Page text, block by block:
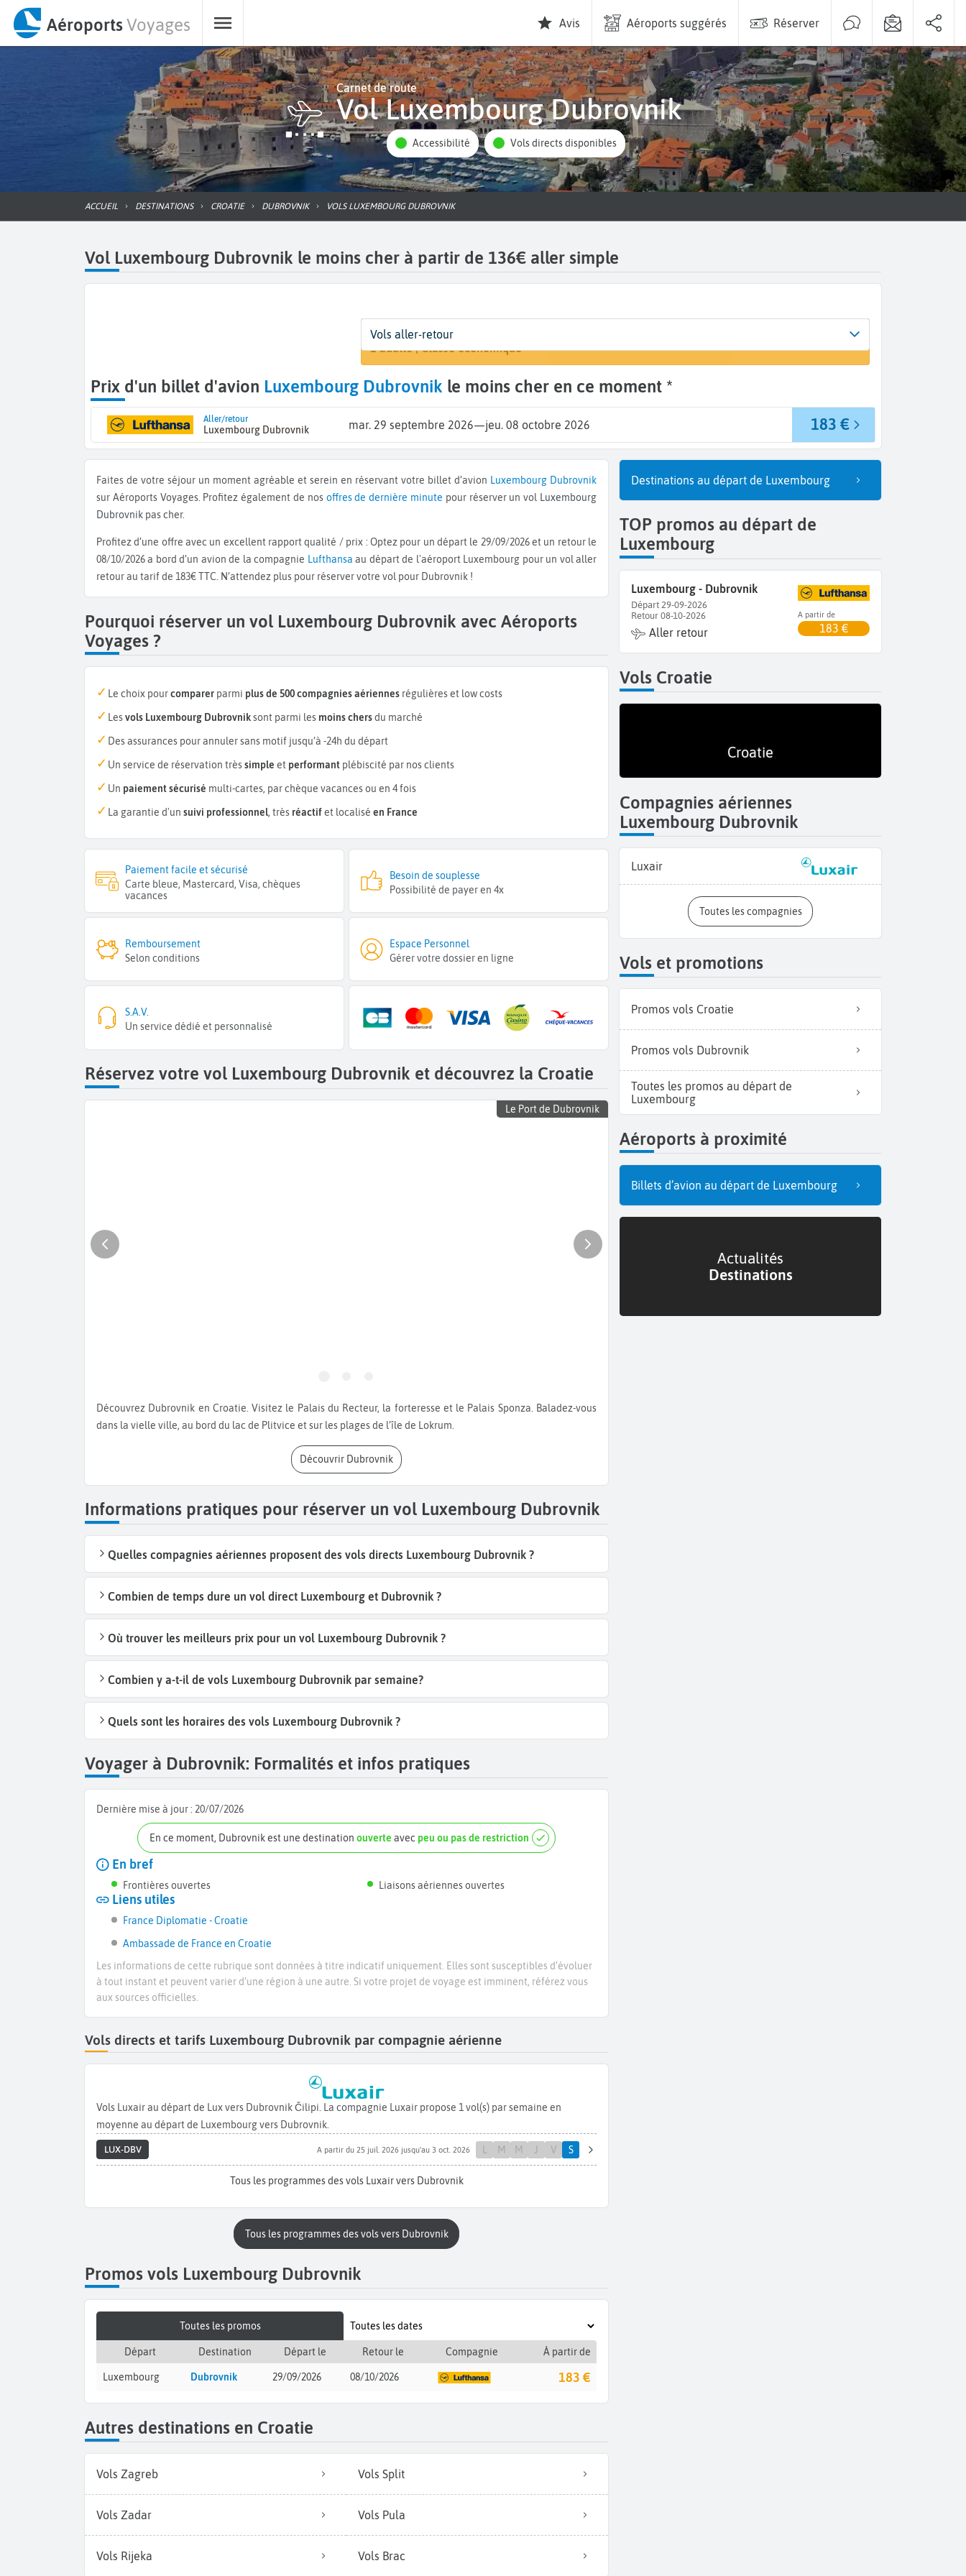
AéroportsVoyages Avis Aéroports suggérés Réserver
Carnet de route
Vol Luxembourg Dubrovnik
Accessibilité Vols directs disponibles
ACCUEIL DESTINATIONS CROATIE DUBROVNIK VOLS LUXEMBOURG DUBROVNIK
Vol Luxembourg Dubrovnik le moins cher à partir de 136€ aller simple
Départ
Luxembourg (LUX) Dubrovnik (DBV)
Dates
29 sept. - 8 oct.
Voyageurs | Classe
1 adulte | Classe économique
Vols aller-retour
Prix d'un billet d'avion Luxembourg Dubrovnik le moins cher en ce moment *
Aller/retour
Luxembourg Dubrovnik mar. 29 septembre 2026—jeu. 08 octobre 2026 183 €
Faites de votre séjour un moment agréable et serein en réservant votre billet d’avion Luxembourg Dubrovnik
sur Aéroports Voyages. Profitez également de nos offres de dernière minute pour réserver un vol Luxembourg
Dubrovnik pas cher.
Profitez d’une offre avec un excellent rapport qualité / prix : Optez pour un départ le 29/09/2026 et un retour le
08/10/2026 a bord d’un avion de la compagnie Lufthansa au départ de l'aéroport Luxembourg pour un vol aller
retour au tarif de 183€ TTC. N’attendez plus pour réserver votre vol pour Dubrovnik !
Pourquoi réserver un vol Luxembourg Dubrovnik avec Aéroports
Voyages ?
Le choix pourcomparer parmi plus de 500 compagnies aériennes régulières et low costs
Lesvols Luxembourg Dubrovniksont parmi les moins chersdu marché
Des assurances pour annuler sans motif jusqu’à -24h du départ
Un service de réservation trèssimple et performant plébiscité par nos clients
Un paiement sécurisé multi-cartes, par chèque vacances ou en 4 fois
La garantie d'un suivi professionnel, très réactifet localisé en France
Paiement facile et sécurisé
Carte bleue, Mastercard, Visa, chèques
vacances
Besoin de souplesse
Possibilité de payer en 4x
Remboursement
Selon conditions
Espace Personnel
Gérer votre dossier en ligne
S.A.V.
Un service dédié et personnalisé
Réservez votre vol Luxembourg Dubrovnik et découvrez la Croatie
Le Port de Dubrovnik
Découvrez Dubrovnik en Croatie. Visitez le Palais du Recteur, la forteresse et le Palais Sponza. Baladez-vous
dans la vielle ville, au bord du lac de Plitvice et sur les plages de l’île de Lokrum.
Découvrir Dubrovnik
Informations pratiques pour réserver un vol Luxembourg Dubrovnik
Quelles compagnies aériennes proposent des vols directs Luxembourg Dubrovnik ?
Combien de temps dure un vol direct Luxembourg et Dubrovnik ?
Où trouver les meilleurs prix pour un vol Luxembourg Dubrovnik ?
Combien y a-t-il de vols Luxembourg Dubrovnik par semaine?
Quels sont les horaires des vols Luxembourg Dubrovnik ?
Voyager à Dubrovnik: Formalités et infos pratiques
Dernière mise à jour : 20/07/2026
En ce moment, Dubrovnik est une destination ouverte avec peu ou pas de restriction
En bref
Frontières ouvertes Liaisons aériennes ouvertes
Liens utiles
France Diplomatie - Croatie
Ambassade de France en Croatie
Les informations de cette rubrique sont données à titre indicatif uniquement. Elles sont susceptibles d’évoluer
à tout instant et peuvent varier d’une région à une autre. Si votre projet de voyage est imminent, référez vous
aux sources officielles.
Vols directs et tarifs Luxembourg Dubrovnik par compagnie aérienne
Vols Luxair au départ de Lux vers Dubrovnik Čilipi. La compagnie Luxair propose 1 vol(s) par semaine en
moyenne au départ de Luxembourg vers Dubrovnik.
LUX-DBV A partir du 25 juil. 2026 jusqu'au 3 oct. 2026 M M J V S
Tous les programmes des vols Luxair vers Dubrovnik
Tous les programmes des vols vers Dubrovnik
Promos vols Luxembourg Dubrovnik
Toutes les promos
Départ Destination Départ le Retour le Compagnie À partir de
Luxembourg Dubrovnik 29/09/2026 08/10/2026 183 €
Autres destinations en Croatie
Vols Zagreb Vols Split
Vols Zadar Vols Pula
Vols Rijeka Vols Brac
Destinations au départ de Luxembourg
TOP promos au départ de
Luxembourg
Luxembourg - Dubrovnik
Départ 29-09-2026
Retour 08-10-2026
Aller retour
A partir de
183 €
Vols Croatie
Croatie
Compagnies aériennes
Luxembourg Dubrovnik
Luxair
Toutes les compagnies
Vols et promotions
Promos vols Croatie
Promos vols Dubrovnik
Toutes les promos au départ de
Luxembourg
Aéroports à proximité
Billets d’avion au départ de Luxembourg
Actualités
Destinations